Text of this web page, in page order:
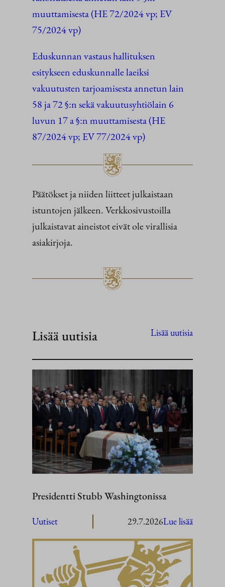
muuttamisesta (HE 72/2024 vp; EV
75/2024 vp)
Eduskunnan vastaus hallituksen
esitykseen eduskunnalle laeiksi
vakuutusten tarjoamisesta annetun lain
58 ja 72 §:n sekä vakuutusyhtiölain 6
luvun 17 a §:n muuttamisesta (HE
87/2024 vp; EV 77/2024 vp)
Päätökset ja niiden liitteet julkaistaan
istuntojen jälkeen. Verkkosivustoilla
julkaistavat aineistot eivät ole virallisia
asiakirjoja.
Lisää uutisia Lisää uutisia
Presidentti Stubb Washingtonissa
Uutiset 29.7.2026Lue lisää